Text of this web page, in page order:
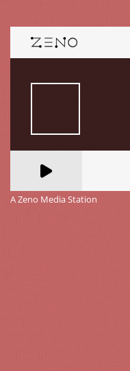
A Zeno Media Station